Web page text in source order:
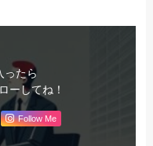
ったら
ーしてね！
Follow Me